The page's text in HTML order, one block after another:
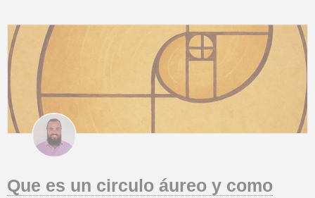
Que es un circulo áureo y como